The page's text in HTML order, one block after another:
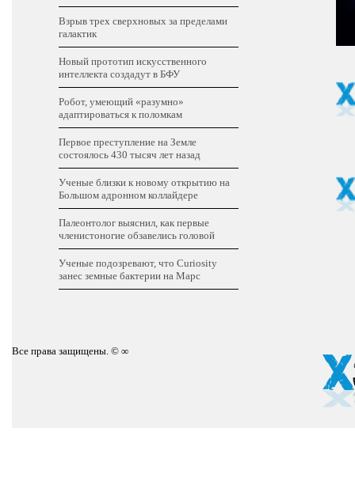
Взрыв трех сверхновых за пределами
галактик
Новый прототип искусственного
интеллекта создадут в БФУ
Робот, умеющий «разумно»
адаптироваться к поломкам
Первое преступление на Земле
состоялось 430 тысяч лет назад
Ученые близки к новому открытию на
Большом адронном коллайдере
Палеонтолог выяснил, как первые
членистоногие обзавелись головой
Ученые подозревают, что Curiosity
занес земные бактерии на Марс
Все права защищены. © ∞